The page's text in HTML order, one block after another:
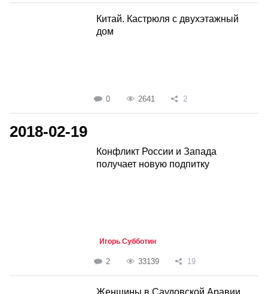
Китай. Кастрюля с двухэтажный
дом
0 2641 2
2018-02-19
Конфликт России и Запада
получает новую подпитку
Игорь Субботин
2 33139 19
Женщины в Саудовской Аравии